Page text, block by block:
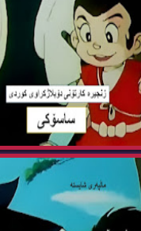
زنجیره‌ كارتۆنی ساسۆكی ئه‌ڵقه‌ی 15